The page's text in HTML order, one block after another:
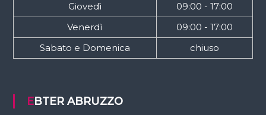
Giovedì
09:00 - 17:00
Venerdì
09:00 - 17:00
Sabato e Domenica
chiuso
EBTER ABRUZZO